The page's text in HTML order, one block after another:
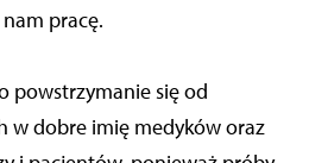
pracę.
powstrzymanie się od
w dobre imię medyków oraz